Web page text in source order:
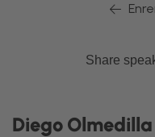
Share
Diego